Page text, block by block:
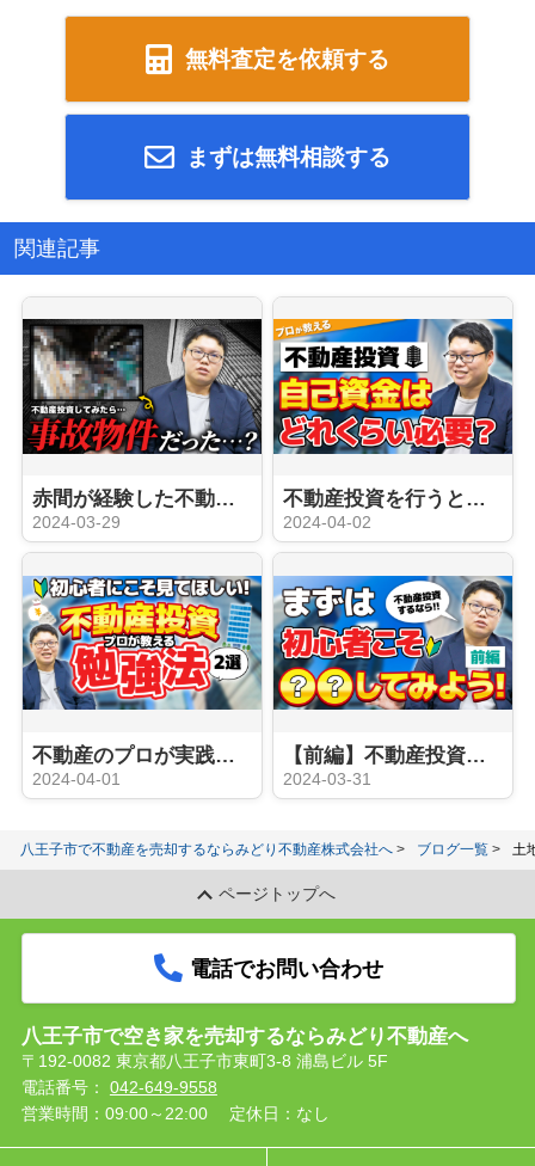
無料査定を依頼する
まずは無料相談する
関連記事
赤間が経験した不動産投資のコワい失敗談
2024-03-29
不動産投資を行うときに自己資金は必要？？
2024-04-02
不動産のプロが実践！不動産投資をする際の勉強方法
2024-04-01
【前編】不動産投資を行う前に知っておきたいこと
2024-03-31
八王子市で不動産を売却するならみどり不動産株式会社へ ブログ一覧 土
ページトップへ
電話でお問い合わせ
八王子市で空き家を売却するならみどり不動産へ
〒192-0082 東京都八王子市東町3-8 浦島ビル 5F
電話番号： 042-649-9558
営業時間：09:00～22:00
定休日：なし